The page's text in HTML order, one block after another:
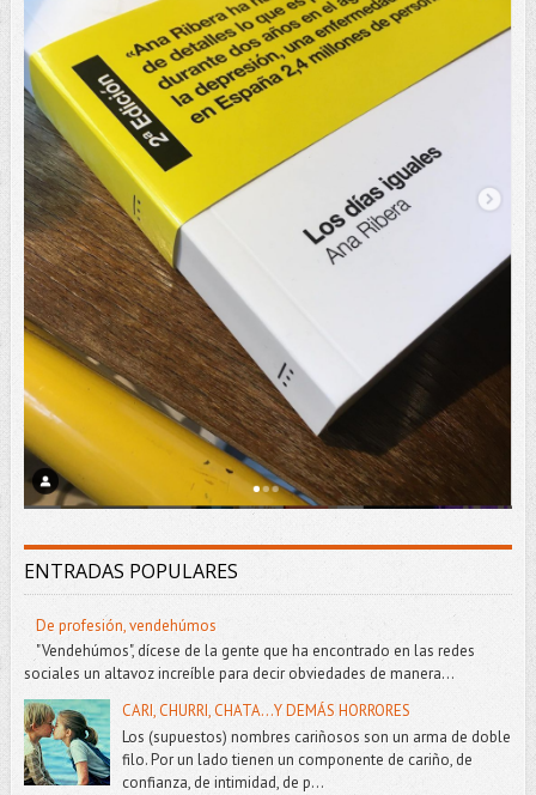
ENTRADAS POPULARES
De profesión, vendehúmos
"Vendehúmos", dícese de la gente que ha encontrado en las redes
sociales un altavoz increíble para decir obviedades de manera...
CARI, CHURRI, CHATA...Y DEMÁS HORRORES
Los (supuestos) nombres cariñosos son un arma de doble
filo. Por un lado tienen un componente de cariño, de
confianza, de intimidad, de p...